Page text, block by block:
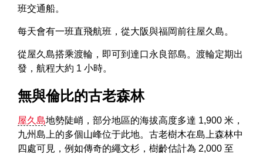
班交通船。
每天會有一班直飛航班，從大阪與福岡前往屋久島。
從屋久島搭乘渡輪，即可到達口永良部島。渡輪定期出
發，航程大約 1 小時。
無與倫比的古老森林
屋久島地勢陡峭，部分地區的海拔高度多達 1,900 米，
九州島上的多個山峰位于此地。古老樹木在島上森林中
四處可見，例如傳奇的繩文杉，樹齡估計為 2,000 至